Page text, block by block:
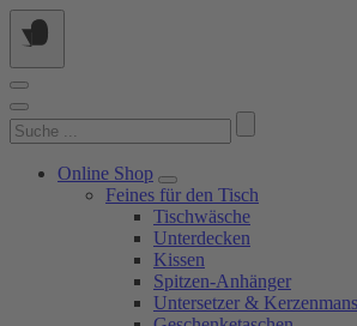
Springe
zum
Suchen
nach:
Online Shop
Feines für den Tisch
Tischwäsche
Unterdecken
Kissen
Spitzen-Anhänger
Untersetzer &